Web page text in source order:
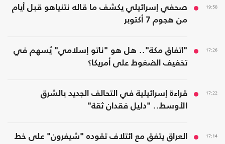
19:58
صحفي إسرائيلي يكشف ما قاله نتنياهو قبل أيام
من هجوم 7 أكتوبر
17:26
"اتفاق مكة".. هل هو "ناتو إسلامي" يُسهم في
تخفيف الضغوط على أمريكا؟
17:22
قراءة إسرائيلية في التحالف الجديد بالشرق
الأوسط.. "دليل فقدان ثقة"
17:14
العراق يتفق مع ائتلاف تقوده "شيفرون" على خط